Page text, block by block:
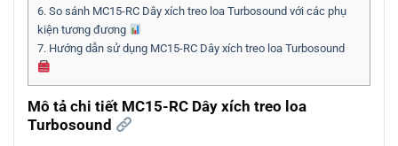
6. So sánh MC15-RC Dây xích treo loa Turbosound với các phụ
kiện tương đương
7. Hướng dẫn sử dụng MC15-RC Dây xích treo loa Turbosound
Mô tả chi tiết MC15-RC Dây xích treo loa
Turbosound